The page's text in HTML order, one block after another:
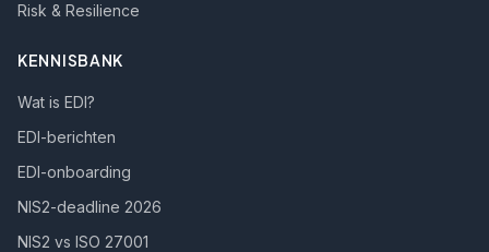
Risk & Resilience
KENNISBANK
Wat is EDI?
EDI-berichten
EDI-onboarding
NIS2-deadline 2026
NIS2 vs ISO 27001